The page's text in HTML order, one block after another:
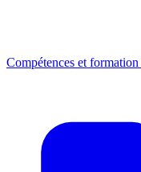
Compétences et formation